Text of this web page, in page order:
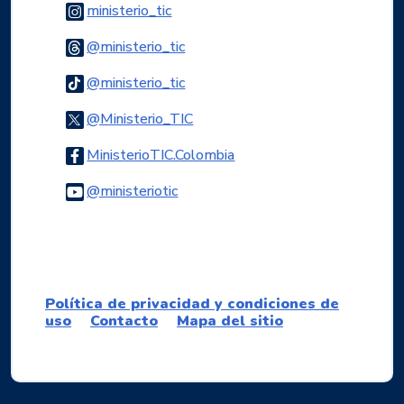
Semana del 12 al 16 de abril de 2021.
Términos de referencia:
Términos de referencia de la convocatoria.
Anexo No. 1. Criterios Evaluación de Proyectos
Anexo No. 2. Términos y condiciones de uso del
Data Sandbox
ministerio_ticLogo Instagram
@ministerio_ticLogo Threads
@ministerio_ticLogo Tiktok
@Ministerio_TICLogo Twitter
MinisterioTIC.ColombiaLogo Facebook
@ministerioticLogo Youtube
Política de privacidad y condiciones de
uso
Contacto Mapa del sitio